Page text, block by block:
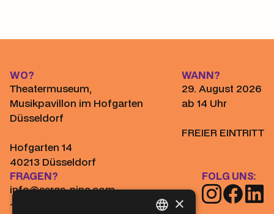
WO?
Theatermuseum,
Musikpavillon im Hofgarten
Düsseldorf
Hofgarten 14
40213 Düsseldorf
WANN?
29. August 2026
ab 14 Uhr
FREIER EINTRITT
FRAGEN?
info@serge-nina.com
+49 (0) 211 55 02 97 0
FOLG UNS:
×